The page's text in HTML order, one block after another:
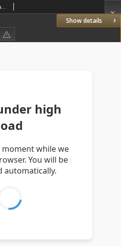
Show details
Orędownik: ilustrowany dziennik narodowy i katolicki 1937.11.27 R.67 Nr274